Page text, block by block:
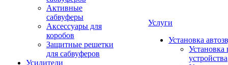
Активные
сабвуферы
Аксессуары для
коробов
Защитные решетки
для сабвуферов
Усилители
Услуги
Установка
Установка
устройства